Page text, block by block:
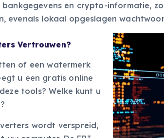
en crypto-informatie,
evenals lokaal opgeslagen
Vertrouwen?
of een watermerk
u een gratis online
tools? Welke kunt u
wordt verspreid,